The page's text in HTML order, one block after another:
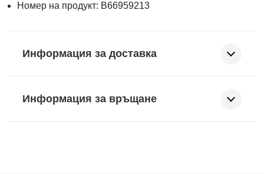
Номер на продукт: B66959213
Информация за доставка
Информация за връщане